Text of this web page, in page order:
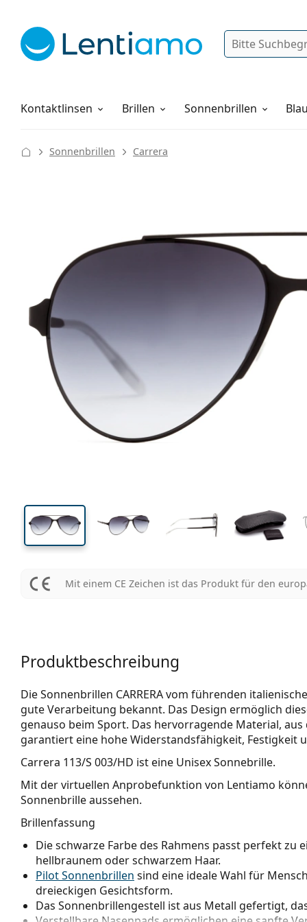
Suche
Kontaktlinsen
Pflegemittel Brillen Sonnenbrillen
Alles über den Einkauf
Sonnenbrillen Carrera
Glashöhe
57 mm
Glasbreite
Mit einem CE Zeichen ist das Produkt für den
Produktbeschreibung
Die Sonnenbrillen CARRERA vom führenden
gute Verarbeitung bekannt. Das Design ermöglich
genauso beim Sport. Das hervorragende Material,
garantiert eine hohe Widerstandsfähig­keit, Festigkeit
Carrera 113/S 003/HD ist eine Unisex Sonnebrille.
Mit der virtuellen Anprobefunktion von Lentiamo
Sonnenbrille aussehen.
Brillenfassung
Die schwarze Farbe des Rahmens passt perfekt
hellbraunem oder schwarzem Haar.
Pilot Sonnenbrillen sind eine ideale Wahl für
dreieckigen Gesichtsform.
Das Sonnenbrillengestell ist aus Metall gefertigt,